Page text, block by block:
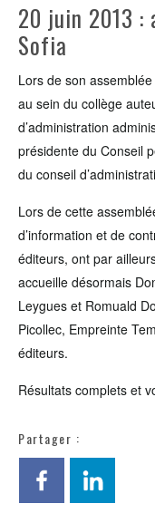
20 juin 2013 :
Sofia
Lors de son
au sein du collège
d’administration
présidente du Conseil
du conseil
Lors de cette
d’information et de
éditeurs, ont par
accueille désormais
Leygues et Romuald
Picollec, Empreinte
éditeurs.
Résultats complets et
Partager :